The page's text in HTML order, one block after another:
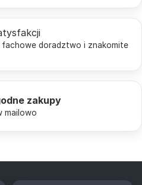
fachowe doradztwo i znakomite
zakupy
mailowo